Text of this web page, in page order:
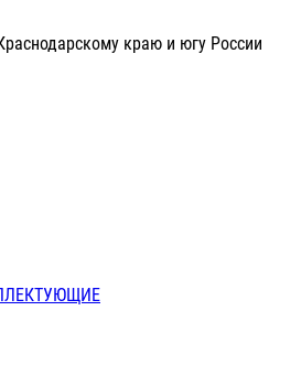
краю и югу России